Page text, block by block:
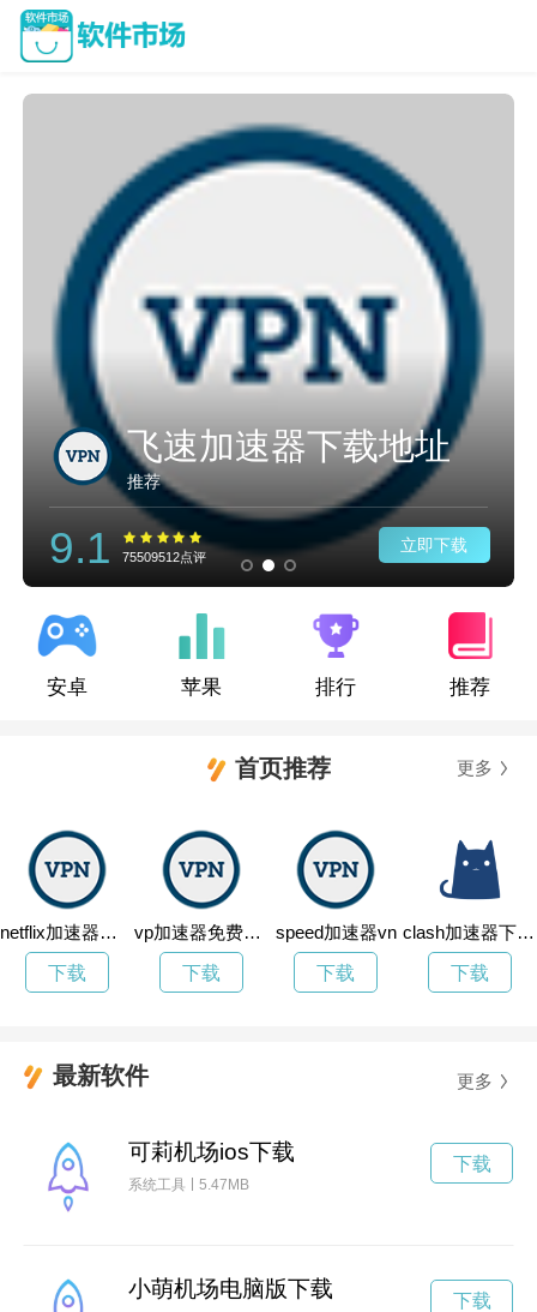
飞速加速器下载地址
推荐
9.1 75509512点评
立即下载
安卓 苹果 排行 推荐
首页推荐 更多
netflix加速器官网
下载
vp加速器免费电脑版下载
下载
speed加速器vn
下载
clash加速器下载vqn
下载
最新软件 更多
可莉机场ios下载
系统工具 5.47MB
下载
小萌机场电脑版下载 下载